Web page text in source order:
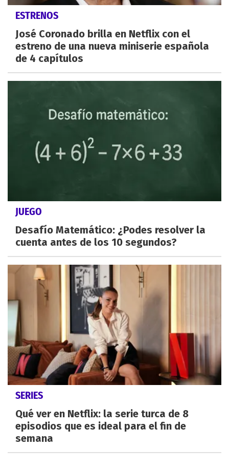
ESTRENOS
José Coronado brilla en Netflix con el
estreno de una nueva miniserie española
de 4 capítulos
JUEGO
Desafío Matemático: ¿Podes resolver la
cuenta antes de los 10 segundos?
SERIES
Qué ver en Netflix: la serie turca de 8
episodios que es ideal para el fin de
semana